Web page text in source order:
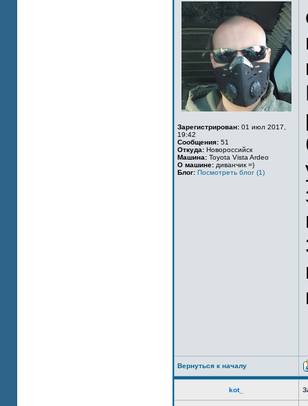
Зарегистрирован: 01 июл 2017,
19:42
Сообщения: 51
Откуда: Новороссийск
Машина: Toyota Vista Ardeo
О машине: диванчик =)
Блог: Посмотреть блог (1)
Вернуться к началу
kot_